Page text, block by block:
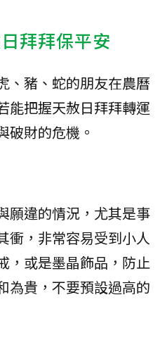
拜拜保平安
、豬、蛇的朋友在農曆
能把握天赦日拜拜轉運
破財的危機。
願違的情況，尤其是事
衝，非常容易受到小人
，或是墨晶飾品，防止
為貴，不要預設過高的